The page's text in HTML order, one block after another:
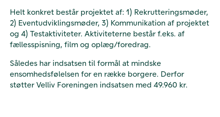
Helt konkret består projektet af: 1) Rekrutteringsmøder,
2) Eventudviklingsmøder, 3) Kommunikation af projektet
og 4) Testaktiviteter. Aktiviteterne består f.eks. af
fællesspisning, film og oplæg/foredrag.
Således har indsatsen til formål at mindske
ensomhedsfølelsen for en række borgere. Derfor
støtter Velliv Foreningen indsatsen med 49.960 kr.